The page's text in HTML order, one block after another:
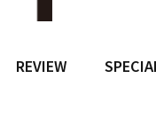
REVIEW